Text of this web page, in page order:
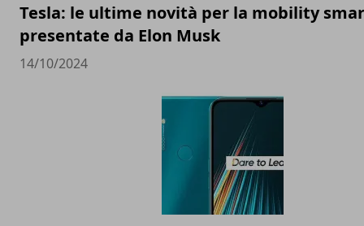
Tesla: le ultime novità per la mobility
presentate da Elon Musk
14/10/2024